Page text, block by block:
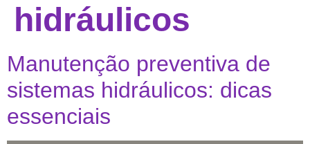
hidráulicos
Manutenção preventiva de
sistemas hidráulicos: dicas
essenciais